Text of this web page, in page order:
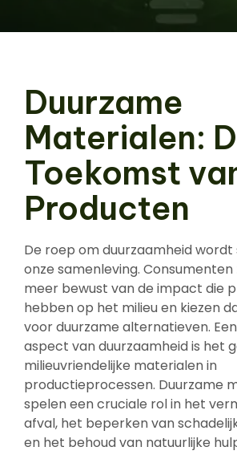
Duurzame
Materialen:
Toekomst
Producten
De roep om duurzaamheid wordt
onze samenleving. Consumenten
meer bewust van de impact die
hebben op het milieu en kiezen
voor duurzame alternatieven.
aspect van duurzaamheid is het
milieuvriendelijke materialen in
productieprocessen. Duurzame
spelen een cruciale rol in het
afval, het beperken van
en het behoud van natuurlijke